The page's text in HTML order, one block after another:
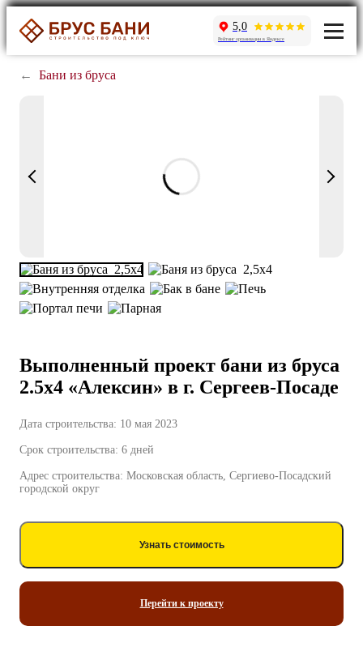
5,0
Рейтинг организации в Яндексе
← Бани из бруса
Выполненный проект бани из бруса
2.5х4 «Алексин» в г. Сергеев-Посаде
Дата строительства: 10 мая 2023
Срок строительства: 6 дней
Адрес строительства: Московская область, Сергиево-Посадский
городской округ
Узнать стоимость
Перейти к проекту